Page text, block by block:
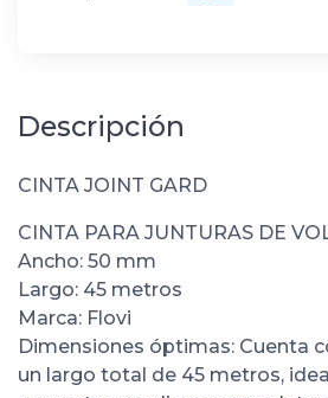
Descripción
CINTA JOINT GARD
CINTA PARA JUNTURAS DE
Ancho: 50 mm
Largo: 45 metros
Marca: Flovi
Dimensiones óptimas: Cuenta
un largo total de 45 metros,